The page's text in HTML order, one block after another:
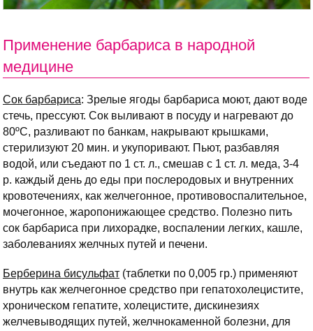
Применение барбариса в народной
медицине
Сок барбариса: Зрелые ягоды барбариса моют, дают воде
стечь, прессуют. Сок выливают в посуду и нагревают до
80ºС, разливают по банкам, накрывают крышками,
стерилизуют 20 мин. и укупоривают. Пьют, разбавляя
водой, или съедают по 1 ст. л., смешав с 1 ст. л. меда, 3-4
р. каждый день до еды при послеродовых и внутренних
кровотечениях, как желчегонное, противовоспалительное,
мочегонное, жаропонижающее средство. Полезно пить
сок барбариса при лихорадке, воспалении легких, кашле,
заболеваниях желчных путей и печени.
Берберина бисульфат (таблетки по 0,005 гр.) применяют
внутрь как желчегонное средство при гепатохолецистите,
хроническом гепатите, холецистите, дискинезиях
желчевыводящих путей, желчнокаменной болезни, для